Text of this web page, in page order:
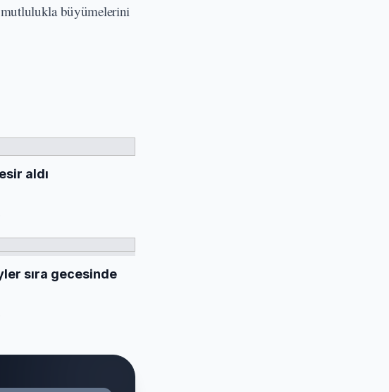
mutlulukla büyümelerini
aldı
sıra gecesinde